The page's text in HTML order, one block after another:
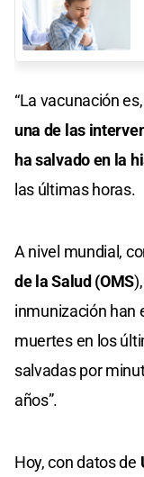
“La vacunación
una de las
ha salvado en la
las últimas horas.
A nivel mundial,
de la Salud (OMS
inmunización han
muertes en los
salvadas por
años”.
Hoy, con datos de